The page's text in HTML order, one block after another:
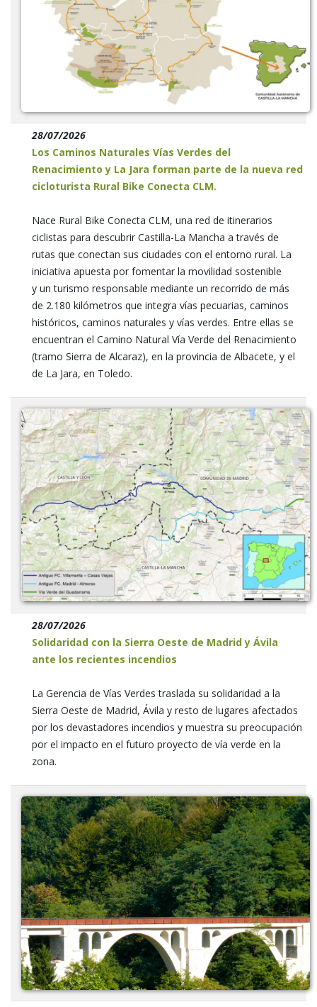
28/07/2026
Los Caminos Naturales Vías Verdes del
Renacimiento y La Jara forman parte de la nueva red
cicloturista Rural Bike Conecta CLM.
Nace Rural Bike Conecta CLM, una red de itinerarios
ciclistas para descubrir Castilla-La Mancha a través de
rutas que conectan sus ciudades con el entorno rural. La
iniciativa apuesta por fomentar la movilidad sostenible
y un turismo responsable mediante un recorrido de más
de 2.180 kilómetros que integra vías pecuarias, caminos
históricos, caminos naturales y vías verdes. Entre ellas se
encuentran el Camino Natural Vía Verde del Renacimiento
(tramo Sierra de Alcaraz), en la provincia de Albacete, y el
de La Jara, en Toledo.
28/07/2026
Solidaridad con la Sierra Oeste de Madrid y Ávila
ante los recientes incendios
La Gerencia de Vías Verdes traslada su solidaridad a la
Sierra Oeste de Madrid, Ávila y resto de lugares afectados
por los devastadores incendios y muestra su preocupación
por el impacto en el futuro proyecto de vía verde en la
zona.